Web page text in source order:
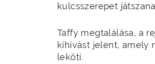
kulcsszerepet
Taffy megtalálása, a
kihívást jelent, amely
leköti.